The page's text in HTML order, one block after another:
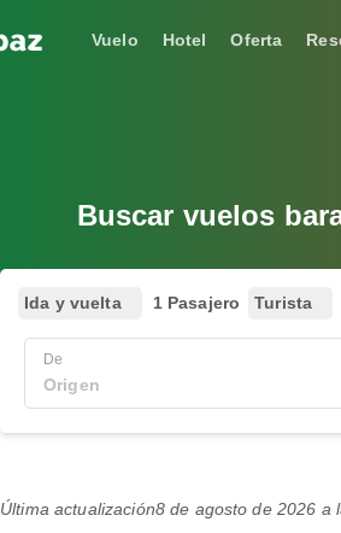
Vuelo Hotel Oferta
Buscar vuelos
Ida y vuelta 1 Pasajero Turista
De
Última actualización8 de agosto de 2026 a